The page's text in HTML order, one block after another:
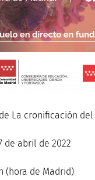
La cronificación del
de abril de 2022
(hora de Madrid)